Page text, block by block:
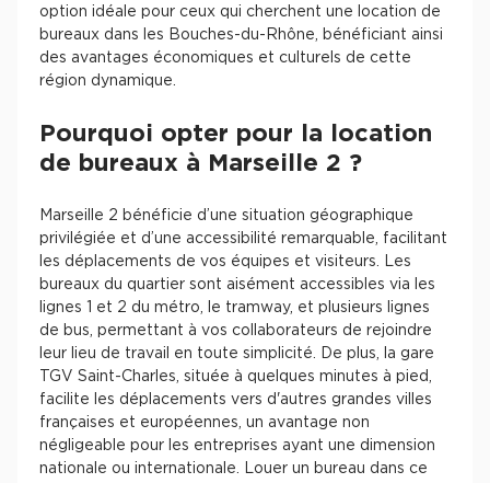
option idéale pour ceux qui cherchent une location de
bureaux dans les Bouches-du-Rhône, bénéficiant ainsi
des avantages économiques et culturels de cette
région dynamique.
Pourquoi opter pour la location
de bureaux à Marseille 2 ?
Marseille 2 bénéficie d’une situation géographique
privilégiée et d’une accessibilité remarquable, facilitant
les déplacements de vos équipes et visiteurs. Les
bureaux du quartier sont aisément accessibles via les
lignes 1 et 2 du métro, le tramway, et plusieurs lignes
de bus, permettant à vos collaborateurs de rejoindre
leur lieu de travail en toute simplicité. De plus, la gare
TGV Saint-Charles, située à quelques minutes à pied,
facilite les déplacements vers d'autres grandes villes
françaises et européennes, un avantage non
négligeable pour les entreprises ayant une dimension
nationale ou internationale. Louer un bureau dans ce